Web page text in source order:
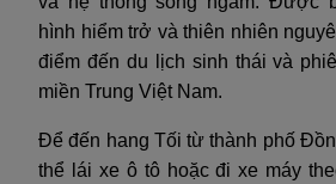
hình hiểm trở và thiên nhiên
điểm đến du lịch sinh thái và
miền Trung Việt Nam.
Để đến hang Tối từ thành phố
thể lái xe ô tô hoặc đi xe máy